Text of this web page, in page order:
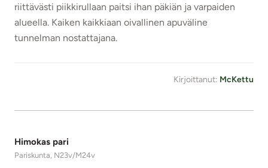
riittävästi piikkirullaan paitsi ihan päkiän ja varpaiden
alueella. Kaiken kaikkiaan oivallinen apuväline
tunnelman nostattajana.
Kirjoittanut: McKettu
Himokas pari
Pariskunta, N23v/M24v